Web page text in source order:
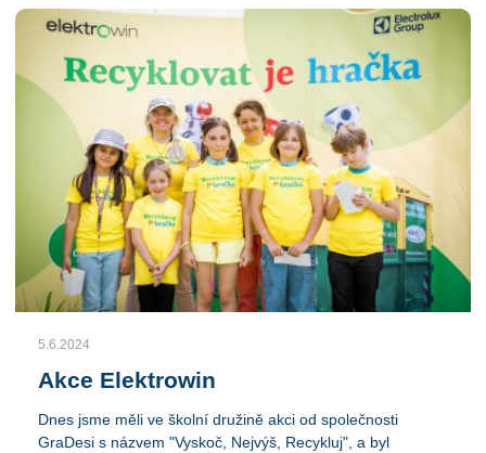
5.6.2024
Akce Elektrowin
Dnes jsme měli ve školní družině akci od společnosti
GraDesi s názvem "Vyskoč, Nejvýš, Recykluj", a byl